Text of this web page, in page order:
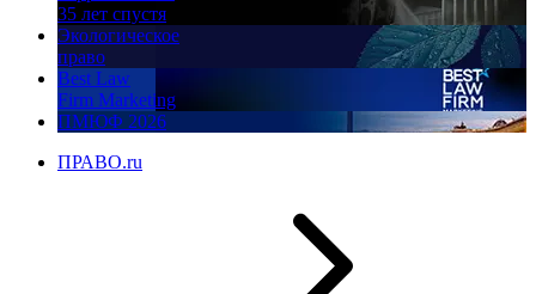
35 лет спустя
Экологическое
право
Best Law
Firm Marketing
ПМЮФ 2026
ПРАВО.ru